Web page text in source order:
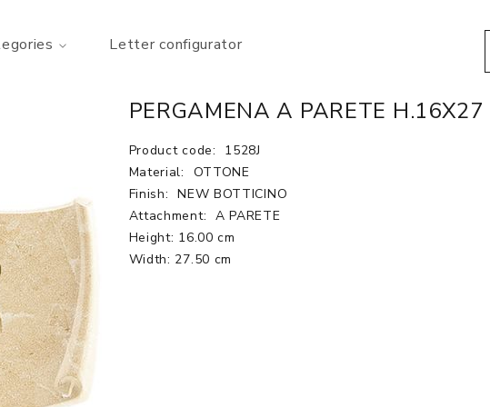
Letter configurator
PERGAMENA A PARETE
Product code:
1528J
Material:
OTTONE
Finish: NEW BOTTICINO
Attachment: A PARETE
Height: 16.00 cm
Width: 27.50 cm